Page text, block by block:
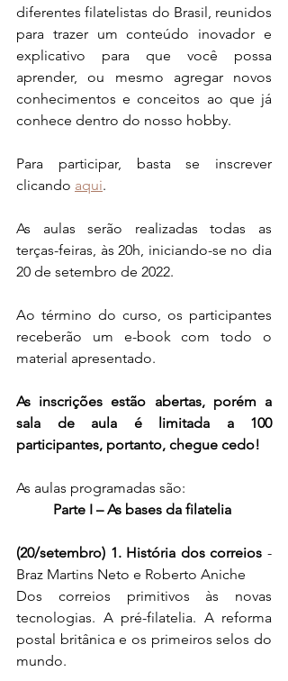
diferentes filatelistas do Brasil, reunidos
para trazer um conteúdo inovador e
explicativo para que você possa
aprender, ou mesmo agregar novos
conhecimentos e conceitos ao que já
conhece dentro do nosso hobby.
Para participar, basta se inscrever
clicando aqui.
As aulas serão realizadas todas as
terças-feiras, às 20h, iniciando-se no dia
20 de setembro de 2022.
Ao término do curso, os participantes
receberão um e-book com todo o
material apresentado.
As inscrições estão abertas, porém a
sala de aula é limitada a 100
participantes, portanto, chegue cedo!
As aulas programadas são:
Parte I – As bases da filatelia
(20/setembro) 1. História dos correios -
Braz Martins Neto e Roberto Aniche
Dos correios primitivos às novas
tecnologias. A pré-filatelia. A reforma
postal britânica e os primeiros selos do
mundo.